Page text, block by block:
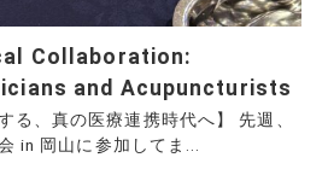
Collaboration:
and Acupuncturists
る、真の医療連携時代へ】 先週、
in 岡山に参加してま...